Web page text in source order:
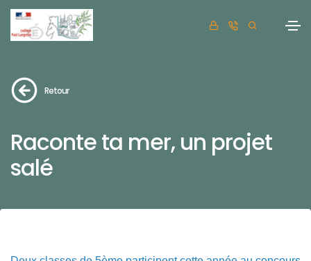
Retour
Raconte ta mer, un projet
salé